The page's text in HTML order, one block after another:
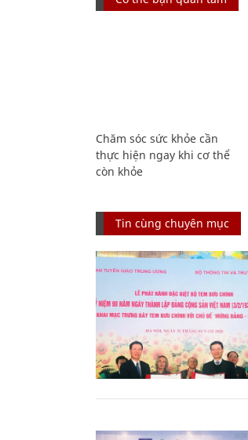
Chăm sóc sức khỏe cần
thực hiện ngay khi cơ thể
còn khỏe
Tin cùng chuyên mục